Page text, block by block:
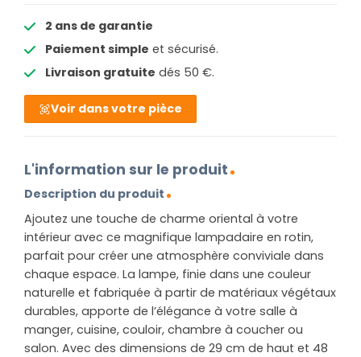
2 ans de garantie
Paiement simple et sécurisé.
Livraison gratuite dés 50 €.
Voir dans votre pièce
L'information sur le produit
Description du produit
Ajoutez une touche de charme oriental à votre
intérieur avec ce magnifique lampadaire en rotin,
parfait pour créer une atmosphère conviviale dans
chaque espace. La lampe, finie dans une couleur
naturelle et fabriquée à partir de matériaux végétaux
durables, apporte de l’élégance à votre salle à
manger, cuisine, couloir, chambre à coucher ou
salon. Avec des dimensions de 29 cm de haut et 48